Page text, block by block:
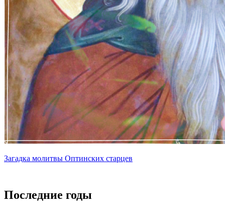
Загадка молитвы Оптинских старцев
Последние годы